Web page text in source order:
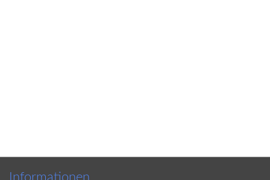
Informationen